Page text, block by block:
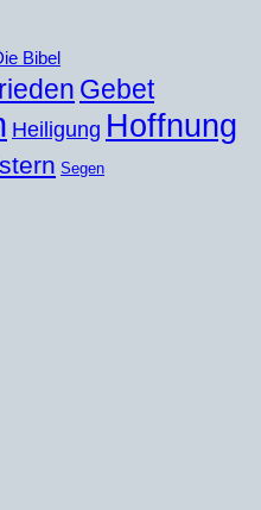
Bibel
Gebet
Heiligung Hoffnung
Segen